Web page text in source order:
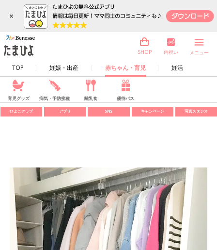
×
TOP 妊娠・出産 赤ちゃん・育児 妊活
SHOP 内祝い メニュー
育児グッズ 病気・予防接種 離乳食 優待パス
ひよこクラブ アプリ SNS キャンペーン 写真スタジオ